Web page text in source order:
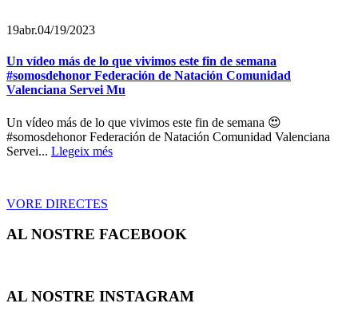
19abr.04/19/2023
Un vídeo más de lo que vivimos este fin de semana
#somosdehonor Federación de Natación Comunidad
Valenciana Servei Mu
Un vídeo más de lo que vivimos este fin de semana 😍
#somosdehonor Federación de Natación Comunidad Valenciana
Servei... Llegeix més
VORE DIRECTES
AL NOSTRE FACEBOOK
AL NOSTRE INSTAGRAM